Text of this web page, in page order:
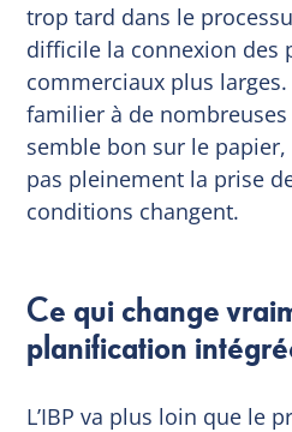
trop tard dans le
difficile la connexion des
commerciaux plus
familier à de
semble bon sur le
pas pleinement la prise
conditions changent.
Ce qui change
planification
L’IBP va plus loin que le